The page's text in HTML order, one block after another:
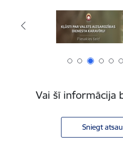
Vai šī informācija
Sniegt